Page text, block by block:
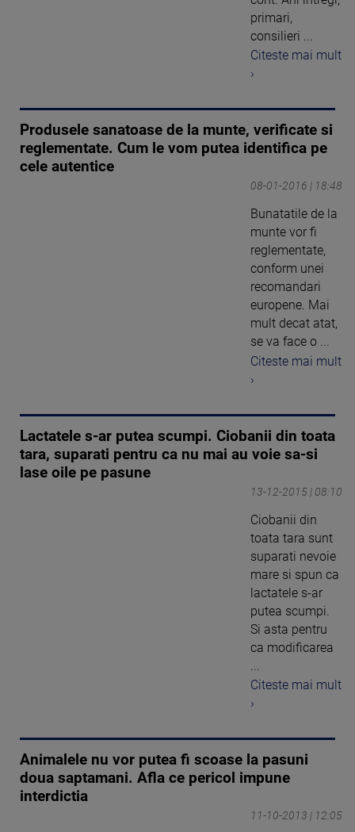
primari,
consilieri ...
Citeste mai mult
›
Produsele sanatoase de la munte, verificate si
reglementate. Cum le vom putea identifica pe
cele autentice
08-01-2016 | 18:48
Bunatatile de la
munte vor fi
reglementate,
conform unei
recomandari
europene. Mai
mult decat atat,
se va face o ...
Citeste mai mult
›
Lactatele s-ar putea scumpi. Ciobanii din toata
tara, suparati pentru ca nu mai au voie sa-si
lase oile pe pasune
13-12-2015 | 08:10
Ciobanii din
toata tara sunt
suparati nevoie
mare si spun ca
lactatele s-ar
putea scumpi.
Si asta pentru
ca modificarea
Citeste mai mult
›
Animalele nu vor putea fi scoase la pasuni
doua saptamani. Afla ce pericol impune
interdictia
11-10-2013 | 12:05